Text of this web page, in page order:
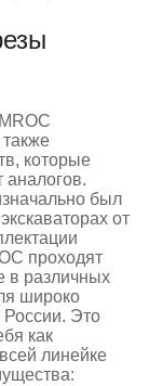
которые
аналогов.
был
от
проходят
в различных
широко
России. Это
как
линейке